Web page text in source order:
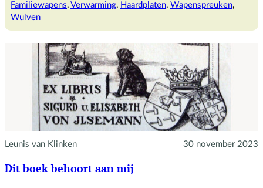
Familiewapens, Verwarming, Haardplaten, Wapenspreuken
Wulven
Leunis van Klinken 30 november 2023
Dit boek behoort aan mij